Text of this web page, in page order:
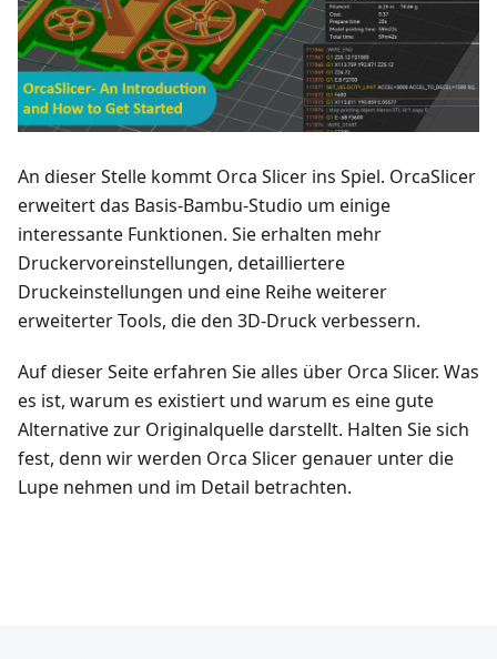
An dieser Stelle kommt Orca Slicer ins Spiel. OrcaSlicer
erweitert das Basis-Bambu-Studio um einige
interessante Funktionen. Sie erhalten mehr
Druckervoreinstellungen, detailliertere
Druckeinstellungen und eine Reihe weiterer
erweiterter Tools, die den 3D-Druck verbessern.
Auf dieser Seite erfahren Sie alles über Orca Slicer. Was
es ist, warum es existiert und warum es eine gute
Alternative zur Originalquelle darstellt. Halten Sie sich
fest, denn wir werden Orca Slicer genauer unter die
Lupe nehmen und im Detail betrachten.